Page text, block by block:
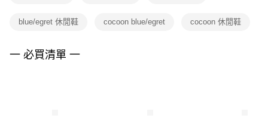
３．未成年的使用者請事先徵得法定代理人或監護人之同意方可使用
４．使用「AFTEE先享後付」時，將依據個別帳號之用戶狀況，依本公司即
blue/egret 休閒鞋 cocoon blue/egret cocoon 休閒鞋
一 必買清單 一